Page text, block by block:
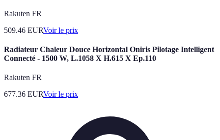
Rakuten FR
509.46 EURVoir le prix
Radiateur Chaleur Douce Horizontal Oniris Pilotage Intelligent
Connecté - 1500 W, L.1058 X H.615 X Ep.110
Rakuten FR
677.36 EURVoir le prix